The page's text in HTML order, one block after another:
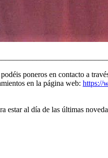
poneros en contacto a
en la página web: https://
estar al día de las últimas